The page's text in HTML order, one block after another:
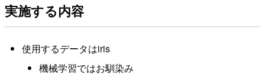
実施する内容
使用するデータはiris
機械学習ではお馴染み